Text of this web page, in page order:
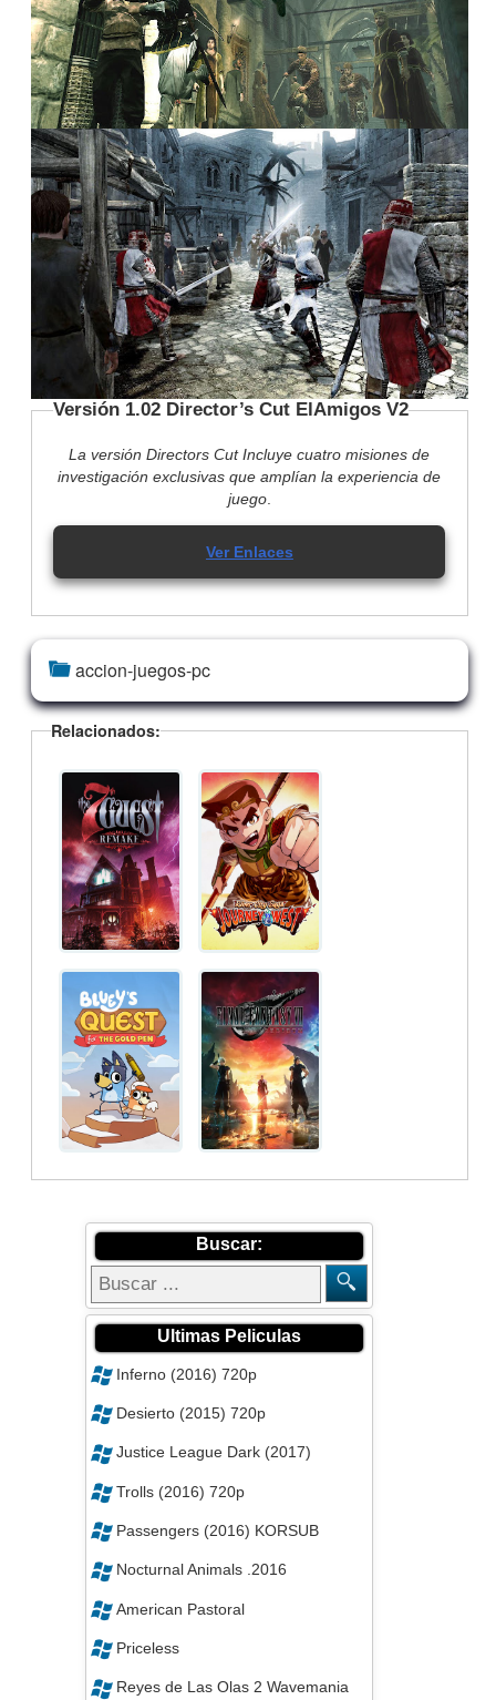
Versión 1.02 Director’s Cut ElAmigos V2
La versión Directors Cut Incluye cuatro misiones de
investigación exclusivas que amplían la experiencia de
juego.
Ver Enlaces
accion-juegos-pc
Relacionados:
Buscar:
Ultimas Peliculas
Inferno (2016) 720p
Desierto (2015) 720p
Justice League Dark (2017)
Trolls (2016) 720p
Passengers (2016) KORSUB
Nocturnal Animals .2016
American Pastoral
Priceless
Reyes de Las Olas 2 Wavemania